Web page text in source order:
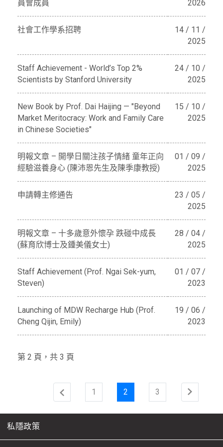
員會成員 2026
社會工作學系招聘
14 / 11 /
2025
Staff Achievement - World’s Top 2%
Scientists by Stanford University
24 / 10 /
2025
New Book by Prof. Dai Haijing — "Beyond
Market Meritocracy: Work and Family Care
in Chinese Societies"
15 / 10 /
2025
明報文章 – 開學日關注孩子情緒 童年正向
經驗滋養身心 (陳沛恩先生及陳季康教授)
01 / 09 /
2025
申請轉主修通告
23 / 05 /
2025
明報文章 – 十多歲意外懷孕 跌碰中成長
(蘇育欣博士及鍾美儀女士)
28 / 04 /
2025
Staff Achievement (Prof. Ngai Sek-yum,
Steven)
01 / 07 /
2023
Launching of MDW Recharge Hub (Prof.
Cheng Qijin, Emily)
19 / 06 /
2023
第 2 頁，共 3 頁
1 2 3
私隱政策